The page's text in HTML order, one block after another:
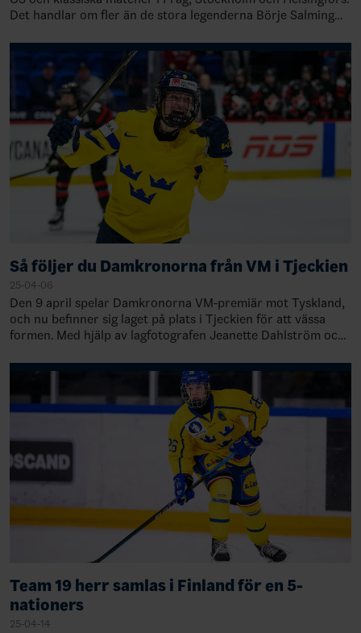
Det handlar om fler än de stora legenderna Börje Salming
Så följer du Damkronorna från VM i Tjeckien
25-04-06
Den 9 april spelar Damkronorna VM-premiär mot Tyskland,
och nu befinner sig laget på plats i Tjeckien för att vässa
formen. Med hjälp av lagfotografen Jeanette Dahlström och
Team 19 herr samlas i Finland för en 5-
nationers
25-04-14